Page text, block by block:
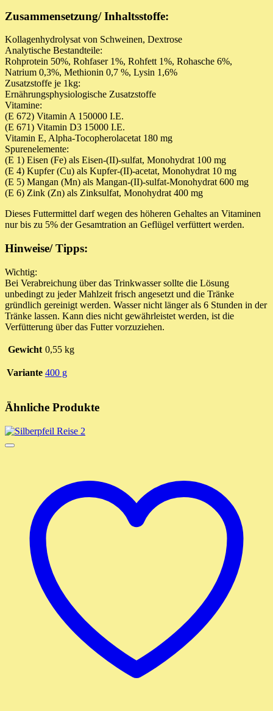
Zusammensetzung/ Inhaltsstoffe:
Kollagenhydrolysat von Schweinen, Dextrose
Analytische Bestandteile:
Rohprotein 50%, Rohfaser 1%, Rohfett 1%, Rohasche 6%,
Natrium 0,3%, Methionin 0,7 %, Lysin 1,6%
Zusatzstoffe je 1kg:
Ernährungsphysiologische Zusatzstoffe
Vitamine:
(E 672) Vitamin A 150000 I.E.
(E 671) Vitamin D3 15000 I.E.
Vitamin E, Alpha-Tocopherolacetat 180 mg
Spurenelemente:
(E 1) Eisen (Fe) als Eisen-(II)-sulfat, Monohydrat 100 mg
(E 4) Kupfer (Cu) als Kupfer-(II)-acetat, Monohydrat 10 mg
(E 5) Mangan (Mn) als Mangan-(II)-sulfat-Monohydrat 600 mg
(E 6) Zink (Zn) als Zinksulfat, Monohydrat 400 mg
Dieses Futtermittel darf wegen des höheren Gehaltes an Vitaminen
nur bis zu 5% der Gesamtration an Geflügel verfüttert werden.
Hinweise/ Tipps:
Wichtig:
Bei Verabreichung über das Trinkwasser sollte die Lösung
unbedingt zu jeder Mahlzeit frisch angesetzt und die Tränke
gründlich gereinigt werden. Wasser nicht länger als 6 Stunden in der
Tränke lassen. Kann dies nicht gewährleistet werden, ist die
Verfütterung über das Futter vorzuziehen.
Gewicht 0,55 kg
Variante 400 g
Ähnliche Produkte